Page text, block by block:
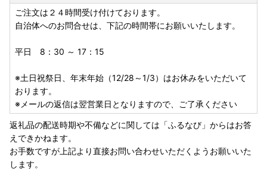
ご注文は２４時間受け付けております。
自治体へのお問合せは、下記の時間帯にお願いいたします。
平日 8：30 ～ 17：15
※土日祝祭日、年末年始（12/28～1/3）はお休みをいただいて
おります。
※メールの返信は翌営業日となりますので、ご了承ください
返礼品の配送時期や不備などに関しては「ふるなび」からはお答
えできかねます。
お手数ですが上記より直接お問い合わせいただくようお願いいた
します。